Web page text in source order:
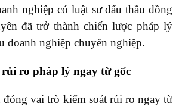
nghiệp có luật sư đấu thầu đồng
đã trở thành chiến lược pháp lý
doanh nghiệp chuyên nghiệp.
rủi ro pháp lý ngay từ gốc
đóng vai trò kiểm soát rủi ro ngay từ